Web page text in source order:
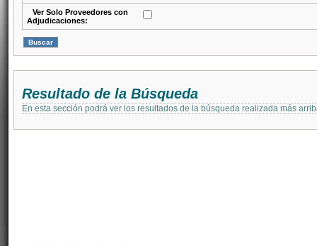
Ver Solo Proveedores con
Adjudicaciones:
Resultado de la Búsqueda
En esta sección podrá ver los resultados de la búsqueda realizada más